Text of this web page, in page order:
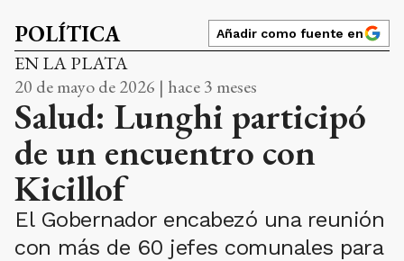
POLÍTICA Añadir como fuente en
EN LA PLATA
20 de mayo de 2026 | hace 3 meses
Salud: Lunghi participó
de un encuentro con
Kicillof
El Gobernador encabezó una reunión
con más de 60 jefes comunales para